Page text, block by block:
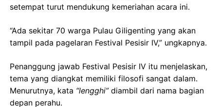
setempat turut mendukung kemeriahan acara ini.
“Ada sekitar 70 warga Pulau Giligenting yang akan
tampil pada pagelaran Festival Pesisir IV,” ungkapnya.
Penanggung jawab Festival Pesisir IV itu menjelaskan,
tema yang diangkat memiliki filosofi sangat dalam.
Menurutnya, kata “lengghi” diambil dari nama bagian
depan perahu.